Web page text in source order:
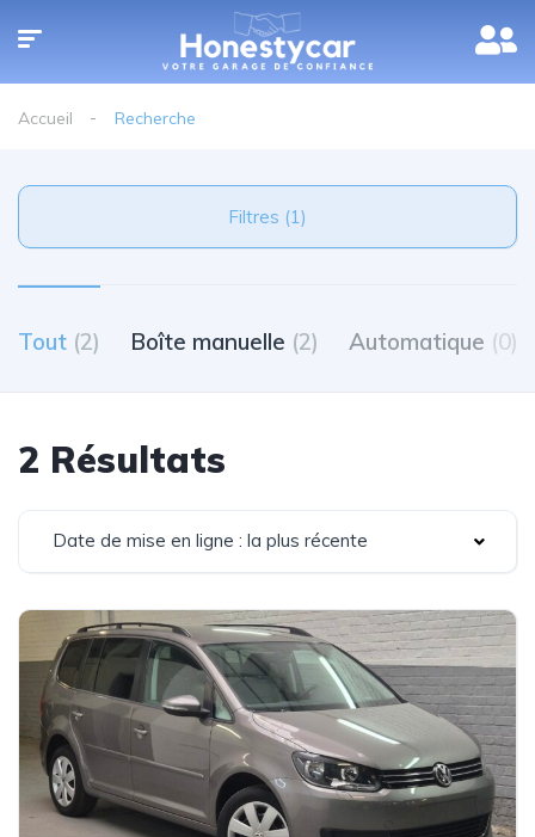
Accueil Recherche
Filtres (1)
Tout (2) Boîte manuelle (2) Automatique (0)
2 Résultats
Date de mise en ligne : la plus récente